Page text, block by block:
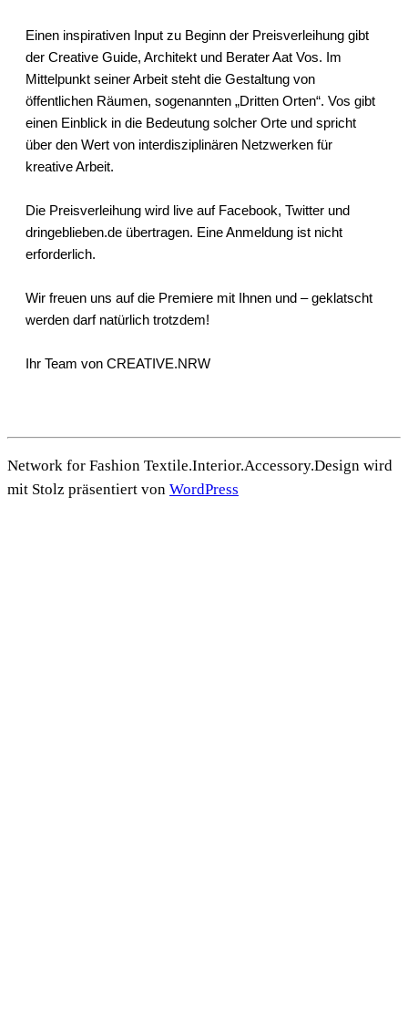
Einen inspirativen Input zu Beginn der Preisverleihung gibt
der Creative Guide, Architekt und Berater Aat Vos. Im
Mittelpunkt seiner Arbeit steht die Gestaltung von
öffentlichen Räumen, sogenannten „Dritten Orten“. Vos gibt
einen Einblick in die Bedeutung solcher Orte und spricht
über den Wert von interdisziplinären Netzwerken für
kreative Arbeit.
Die Preisverleihung wird live auf Facebook, Twitter und
dringeblieben.de übertragen. Eine Anmeldung ist nicht
erforderlich.
Wir freuen uns auf die Premiere mit Ihnen und – geklatscht
werden darf natürlich trotzdem!
Ihr Team von CREATIVE.NRW
Network for Fashion Textile.Interior.Accessory.Design wird
mit Stolz präsentiert von WordPress